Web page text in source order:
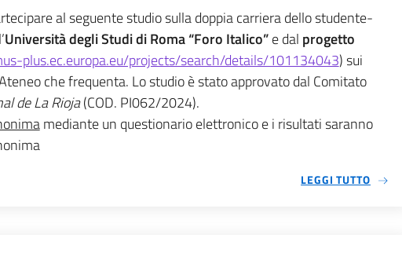
al seguente studio sulla doppia carriera dello studente-
Università degli Studi di Roma “Foro Italico” e dal progetto
plus.ec.europa.eu/projects/search/details/101134043) sui
che frequenta. Lo studio è stato approvato dal Comitato
de La Rioja (COD. PI062/2024).
mediante un questionario elettronico e i risultati saranno
LEGGI TUTTO